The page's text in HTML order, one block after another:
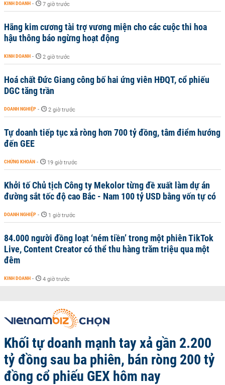
KINH DOANH - 7 giờ trước
Hãng kim cương tài trợ vương miện cho các cuộc thi hoa
hậu thông báo ngừng hoạt động
KINH DOANH - 2 giờ trước
Hoá chất Đức Giang công bố hai ứng viên HĐQT, cổ phiếu
DGC tăng trần
DOANH NGHIỆP - 2 giờ trước
Tự doanh tiếp tục xả ròng hơn 700 tỷ đồng, tâm điểm hướng
đến GEE
CHỨNG KHOÁN - 19 giờ trước
Khởi tố Chủ tịch Công ty Mekolor từng đề xuất làm dự án
đường sắt tốc độ cao Bắc - Nam 100 tỷ USD bằng vốn tự có
DOANH NGHIỆP - 1 giờ trước
84.000 người đồng loạt ‘ném tiền’ trong một phiên TikTok
Live, Content Creator có thể thu hàng trăm triệu qua một
đêm
KINH DOANH - 4 giờ trước
Khối tự doanh mạnh tay xả gần 2.200
tỷ đồng sau ba phiên, bán ròng 200 tỷ
đồng cổ phiếu GEX hôm nay